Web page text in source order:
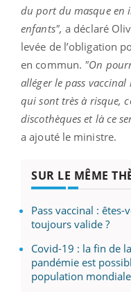
du port du masque en
enfants", a déclaré
levée de l’obligation
en commun. "On
alléger le pass
qui sont très à risque,
discothèques et là ce
a ajouté le ministre.
SUR LE MÊME
Pass vaccinal :
toujours valide ?
Covid-19 : la fin de
pandémie est
population